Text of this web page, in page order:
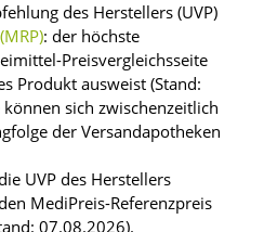
des Herstellers (UVP)
: der höchste
Preisvergleichsseite
Produkt ausweist (Stand:
sich zwischenzeitlich
der Versandapotheken
UVP des Herstellers
MediPreis-Referenzpreis
07.08.2026).